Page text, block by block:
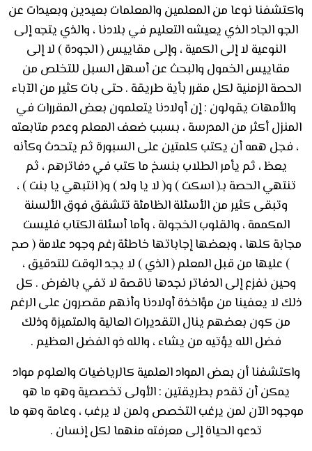
واكتشفنا نوعا من المعلمين والمعلمات بعيدين وبعيدات عن
الجو الجاد الذي يعيشه التعليم في بلادنا ، والذي يتجه إلى
النوعية لا إلى الكمية ، وإلى مقاييس ( الجودة ) لا إلى
مقاييس الخمول والبحث عن أسهل السبل للتخلص من
الحصة الزمنية لكل مقرر بأية طريقة . حتى بات كثير من الآباء
والأمهات يقولون : إن أولادنا يتعلمون بعض المقررات في
المنزل أكثر من المدرسة ، بسبب ضعف المعلم وعدم متابعته
، فجل همه أن يكتب كلمتين على السبورة ثم يتحدث وكأنه
يعظ ، ثم يأمر الطلاب بنسخ ما كتب في دفاترهم ، ثم
تنتهي الحصة بـ( اسكت ) و( لا يا ولد ) و( انتبهي يا بنت ) ،
وتبقى كثير من الأسئلة الظامئة تتشقق فوق الألسنة
المكممة ، والقلوب الخجولة ، وأما أسئلة الكتاب فليست
مجابة كلها ، وبعضها إجاباتها خاطئة رغم وجود علامة ( صح
) عليها من قبل المعلم ( الذي ) لا يجد الوقت للتدقيق ،
وحين نفزع إلى الدفاتر نجدها ناقصة لا تفي بالغرض . كل
ذلك لا يعفينا من مؤاخذة أولادنا وأنهم مقصرون على الرغم
من كون بعضهم ينال التقديرات العالية والمتميزة وذلك
فضل الله يؤتيه من يشاء ، والله ذو الفضل العظيم .
واكتشفنا أن بعض المواد العلمية كالرياضيات والعلوم مواد
يمكن أن تقدم بطريقتين : الأولى تخصصية وهو ما هو
موجود الآن لمن يرغب التخصص ولمن لا يرغب ، وعامة وهو ما
تدعو الحياة إلى معرفته منهما لكل إنسان .